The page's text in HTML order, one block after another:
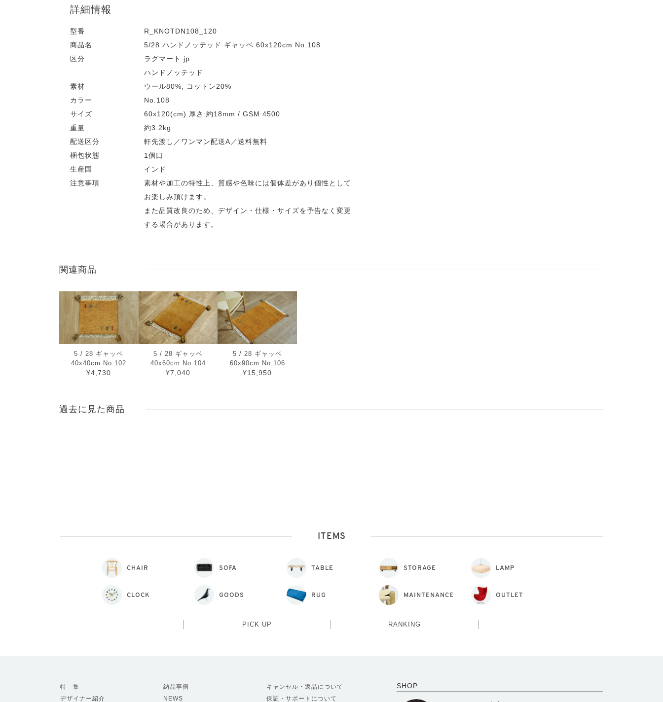
詳細情報
型番
R_KNOTDN108_120
商品名
5/28 ハンドノッテッド ギャッベ 60x120cm No.108
区分
ラグマート.jp
ハンドノッテッド
素材
ウール80%, コットン20%
カラー
No.108
サイズ
60x120(cm) 厚さ:約18mm / GSM:4500
重量
約3.2kg
配送区分
軒先渡し／ワンマン配送A／送料無料
梱包状態
1個口
生産国
インド
注意事項
素材や加工の特性上、質感や色味には個体差があり個性として
お楽しみ頂けます。
また品質改良のため、デザイン・仕様・サイズを予告なく変更
する場合があります。
関連商品
5 / 28 ギャッベ
40x40cm No.102
¥4,730
5 / 28 ギャッベ
40x60cm No.104
¥7,040
5 / 28 ギャッベ
60x90cm No.106
¥15,950
過去に見た商品
ITEMS
CHAIR SOFA TABLE STORAGE LAMP
CLOCK GOODS RUG MAINTENANCE OUTLET
PICK UP RANKING
SHOP
特 集
デザイナー紹介
納品事例
NEWS
キャンセル・返品について
保証・サポートについて